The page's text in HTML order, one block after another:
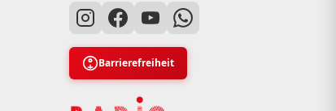
Barrierefreiheit